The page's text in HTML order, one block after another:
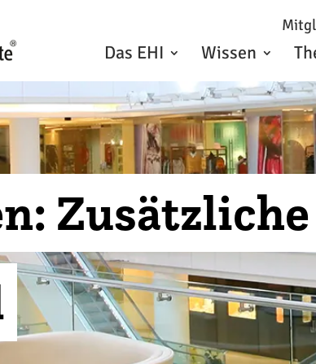
Das EHI Wissen